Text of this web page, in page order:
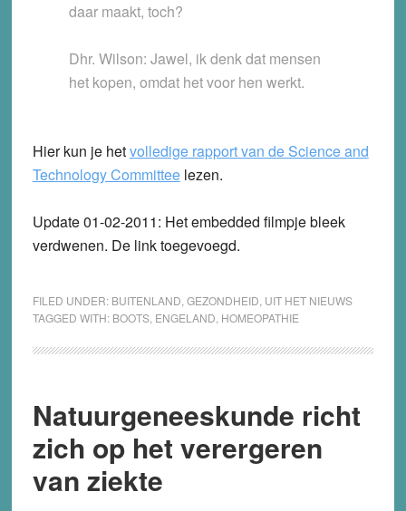
daar maakt, toch?
Dhr. Wilson: Jawel, ik denk dat mensen
het kopen, omdat het voor hen werkt.
Hier kun je hetvolledige rapport van de Science and
Technology Committeelezen.
Update 01-02-2011: Het embedded filmpje bleek
verdwenen. De link toegevoegd.
FILED UNDER: BUITENLAND GEZONDHEID UIT HET NIEUWS
TAGGED WITH: BOOTS, ENGELAND HOMEOPATHIE
Natuurgeneeskunde richt
zich op het verergeren
van ziekte